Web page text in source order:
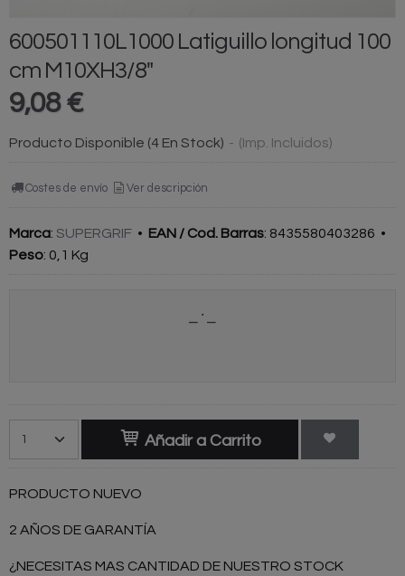
600501110L1000 Latiguillo longitud 100
cm M10XH3/8"
9,08 €
Producto Disponible (4 En Stock) - (Imp. Incluidos)
Costes de envío Ver descripción
Marca: SUPERGRIF • EAN / Cod. Barras: 8435580403286 •
Peso: 0,1 Kg
Añadir a Carrito
PRODUCTO NUEVO
2 AÑOS DE GARANTÍA
¿NECESITAS MAS CANTIDAD DE NUESTRO STOCK